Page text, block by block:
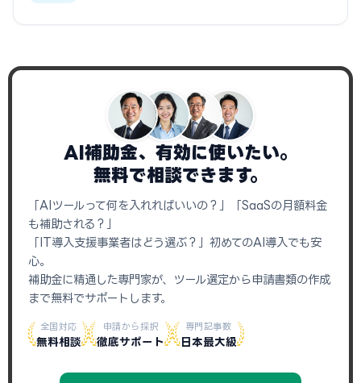
AI補助金、有効に使いたい。
無料で相談できます。
「AIツールって何を入れればいいの？」「SaaSの月額料金
も補助される？」
「IT導入支援事業者はどう選ぶ？」初めてのAI導入でも安
心。
補助金に精通した専門家が、ツール選定から申請書類の作成
まで無料でサポートします。
全国対応
無料相談
申請から採択
徹底サポート
専門記事数
日本最大級